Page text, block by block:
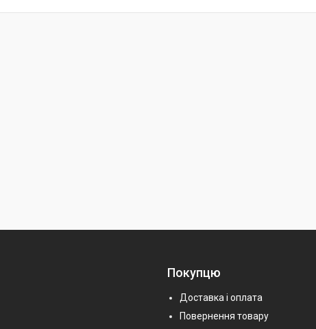
Покупцю
Доставка і оплата
Повернення товару